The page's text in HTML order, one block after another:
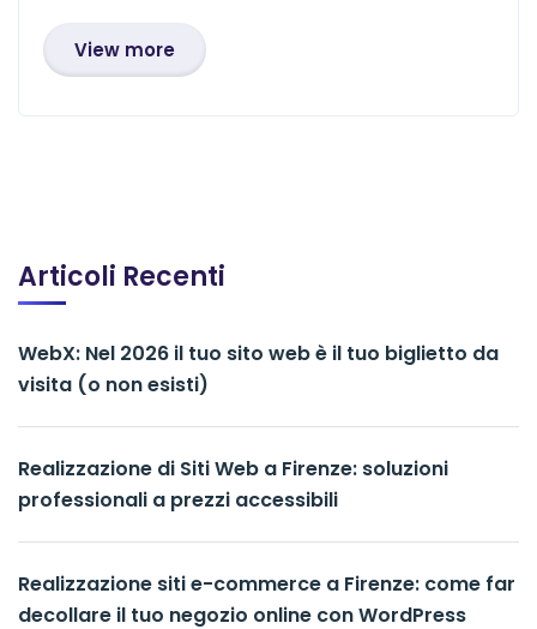
View more
Articoli Recenti
WebX: Nel 2026 il tuo sito web è il tuo biglietto da
visita (o non esisti)
Realizzazione di Siti Web a Firenze: soluzioni
professionali a prezzi accessibili
Realizzazione siti e-commerce a Firenze: come far
decollare il tuo negozio online con WordPress